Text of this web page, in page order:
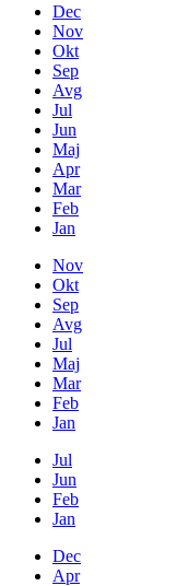
Dec
Nov
Okt
Sep
Avg
Jul
Jun
Maj
Apr
Mar
Feb
Jan
Nov
Okt
Sep
Avg
Jul
Maj
Mar
Feb
Jan
Jul
Jun
Feb
Jan
Dec
Apr